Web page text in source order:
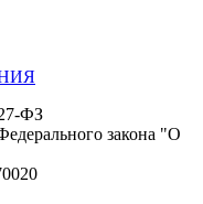
ФЗ
закона "О